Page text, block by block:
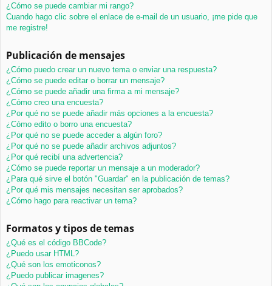
¿Cómo se puede cambiar mi rango?
Cuando hago clic sobre el enlace de e-mail de un usuario, ¡me pide que
me registre!
Publicación de mensajes
¿Cómo puedo crear un nuevo tema o enviar una respuesta?
¿Cómo se puede editar o borrar un mensaje?
¿Cómo se puede añadir una firma a mi mensaje?
¿Cómo creo una encuesta?
¿Por qué no se puede añadir más opciones a la encuesta?
¿Cómo edito o borro una encuesta?
¿Por qué no se puede acceder a algún foro?
¿Por qué no se puede añadir archivos adjuntos?
¿Por qué recibí una advertencia?
¿Cómo se puede reportar un mensaje a un moderador?
¿Para qué sirve el botón "Guardar" en la publicación de temas?
¿Por qué mis mensajes necesitan ser aprobados?
¿Cómo hago para reactivar un tema?
Formatos y tipos de temas
¿Qué es el código BBCode?
¿Puedo usar HTML?
¿Qué son los emoticonos?
¿Puedo publicar imagenes?